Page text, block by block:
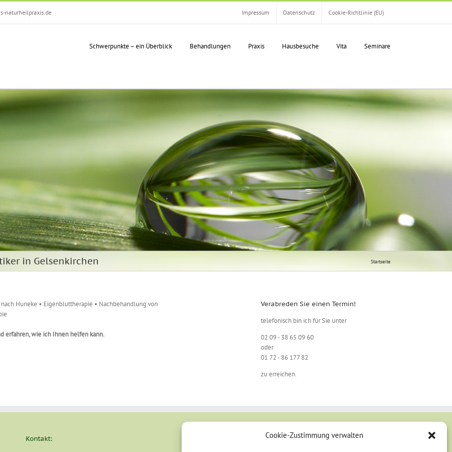
Cookie-Zustimmung verwalten
naturheilpraxis.de Impressum Datenschutz Cookie-Richtlinie (EU)
Schwerpunkte – ein Überblick Behandlungen Praxis Hausbesuche Vita Seminare
in Gelsenkirchen Startseite
Huneke • Eigenbluttherapie • Nachbehandlung von
erfahren, wie ich Ihnen helfen kann.
Verabreden Sie einen Termin!
telefonisch bin ich für Sie unter
02 09 - 38 65 09 60
oder
01 72 - 86 177 82
zu erreichen.
Kontakt: